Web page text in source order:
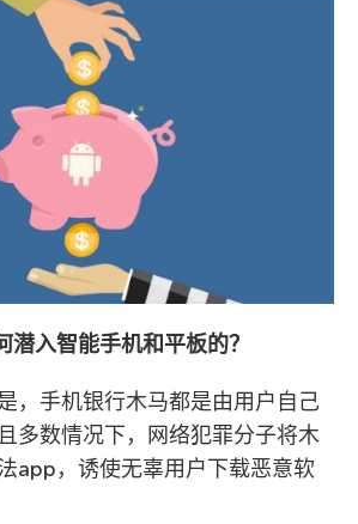
潜入智能手机和平板的？
，手机银行木马都是由用户自己
多数情况下，网络犯罪分子将木
app，诱使无辜用户下载恶意软